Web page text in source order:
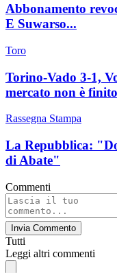
Abbonamento
E Suwarso...
Toro
Torino-Vado 3-1,
mercato non è
Rassegna Stampa
La Repubblica:
di Abate"
Commenti
Invia Commento
Tutti
Leggi altri commenti